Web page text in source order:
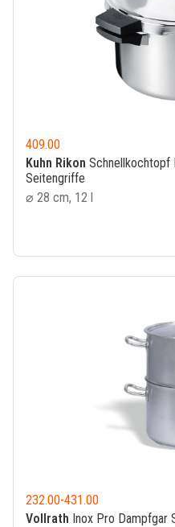
409.00
Kuhn Rikon Schnellkochtopf
Seitengriffe
⌀ 28 cm, 12 l
232.00-431.00
Vollrath Inox Pro Dampfgar